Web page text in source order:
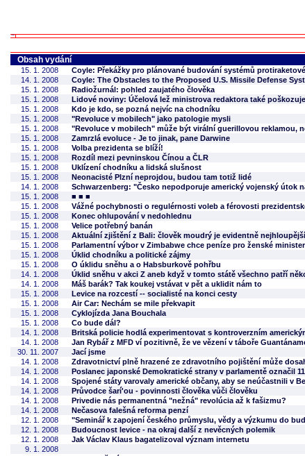
Obsah vydání
15. 1. 2008 Coyle: Překážky pro plánované budování systémů
14. 1. 2008
Coyle: The Obstacles to the Proposed U.S. Missile Defense
15. 1. 2008
Radiožurnál: pohled zaujatého člověka
15. 1. 2008
Lidové noviny: Účelová lež ministrova redaktora také
15. 1. 2008
Kdo je kdo, se pozná nejvíc na chodníku
15. 1. 2008
"Revoluce v mobilech" jako patologie mysli
15. 1. 2008
"Revoluce v mobilech" může být virální guerillovou reklamou,
15. 1. 2008
Zamrzlá evoluce - Je to jinak, pane Darwine
15. 1. 2008
Volba prezidenta se blíží!
15. 1. 2008
Rozdíl mezi pevninskou Čínou a ČLR
15. 1. 2008
Uklízení chodníku a lidská slušnost
15. 1. 2008
Neonacisté Plzní neprojdou, budou tam totiž lidé
14. 1. 2008
Schwarzenberg: "Česko nepodporuje americký vojenský útok
15. 1. 2008
■ ■ ■
15. 1. 2008
Vážné pochybnosti o regulérnosti voleb a férovosti
15. 1. 2008
Konec ohlupování v nedohlednu
15. 1. 2008
Velice potřebný banán
15. 1. 2008
Aktuální zjištění z Bali: člověk moudrý je evidentně
15. 1. 2008
Parlamentní výbor v Zimbabwe chce peníze pro ženské
15. 1. 2008
Úklid chodníku a politické zájmy
15. 1. 2008
O úklidu sněhu a o Habsburkově pohřbu
14. 1. 2008
Úklid sněhu v akci Z aneb když v tomto státě všechno patří
14. 1. 2008
Máš barák? Tak koukej vstávat v pět a uklidit nám to
15. 1. 2008
Levice na rozcestí -- socialisté na konci cesty
15. 1. 2008
Air Car: Nechám se mile překvapit
15. 1. 2008
Cyklojízda Jana Bouchala
15. 1. 2008
Co bude dál?
14. 1. 2008
Britská policie hodlá experimentovat s kontroverzním
14. 1. 2008
Jan Rybář z MFD ví pozitivně, že ve vězení v táboře
30. 11. 2007
Jací jsme
14. 1. 2008
Zdravotnictví plně hrazené ze zdravotního pojištění může
14. 1. 2008
Poslanec japonské Demokratické strany v parlamentě označil
14. 1. 2008
Spojené státy varovaly americké občany, aby se neúčastnili v
14. 1. 2008
Průvodce šarí'ou - povinnosti člověka vůči člověku
14. 1. 2008
Privedie nás permanentná "nežná" revolúcia až k fašizmu?
14. 1. 2008
Nečasova falešná reforma penzí
12. 1. 2008
"Seminář k zapojení českého průmyslu, vědy a výzkumu do
12. 1. 2008
Budoucnost levice - na okraj další z nevěcných polemik
12. 1. 2008
Jak Václav Klaus bagatelizoval význam internetu
9. 1. 2008